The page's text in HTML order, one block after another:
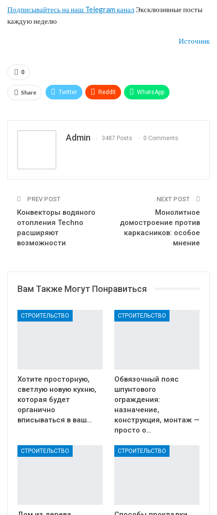
Подписывайтесь на наш Telegram каналЭксклюзивные посты
каждую неделю
Источник
0
Share Twitter ReddIt WhatsApp
Admin 3487 Posts 0 Comments
PREV POST
Конвекторы водяного
отопления Techno
расширяют
возможности
NEXT POST
Монолитное
домостроение против
каркасников: особое
мнение
Вам Также Могут Понравиться
СТРОИТЕЛЬСТВО
Хотите просторную,
светлую новую кухню,
которая будет
органично
вписываться в ваш…
СТРОИТЕЛЬСТВО
Обвязочный пояс
шпунтового
ограждения:
назначение,
конструкция, монтаж —
просто о…
СТРОИТЕЛЬСТВО СТРОИТЕЛЬСТВО